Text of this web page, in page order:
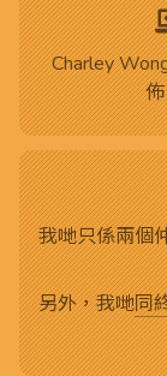
Charley
我哋只係兩個
另外，我哋同